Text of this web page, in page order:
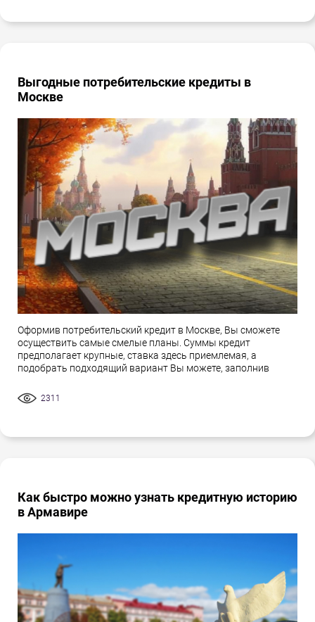
Выгодные потребительские кредиты в
Москве
Оформив потребительский кредит в Москве, Вы сможете
осуществить самые смелые планы. Суммы кредит
предполагает крупные, ставка здесь приемлемая, а
подобрать подходящий вариант Вы можете, заполнив
2311
Как быстро можно узнать кредитную историю
в Армавире